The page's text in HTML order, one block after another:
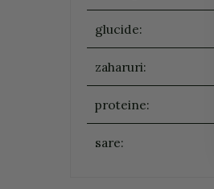
glucide:
zaharuri:
proteine:
sare: